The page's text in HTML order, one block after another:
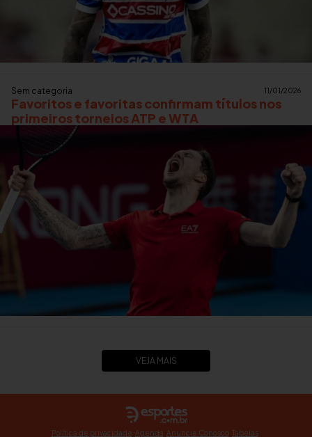
Sem categoria 11/01/2026
Favoritos e favoritas confirmam títulos nos
primeiros torneios ATP e WTA
VEJA MAIS
Política de privacidade Agenda Anuncie Conosco Tabelas